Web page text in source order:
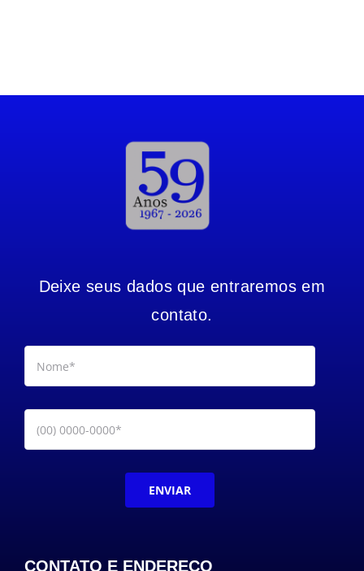
Deixe seus dados que entraremos em
contato.
ENVIAR
CONTATO E ENDEREÇO